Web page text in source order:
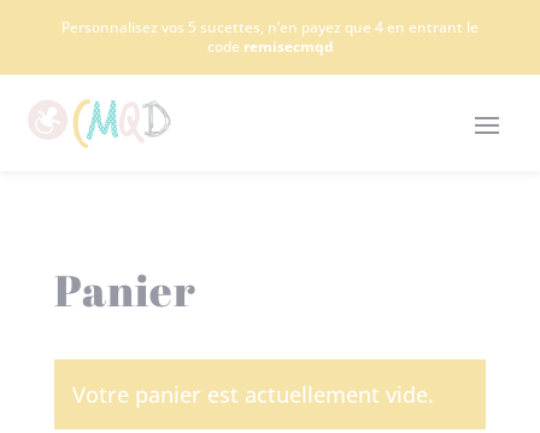
Personnalisez vos 5 sucettes, n’en payez que 4 en entrant le
code remisecmqd
Panier
Votre panier est actuellement vide.
Panneau de gestion des cookies